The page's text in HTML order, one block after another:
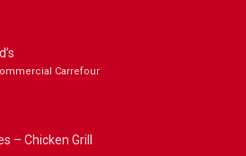
Carrefour
– Chicken Grill